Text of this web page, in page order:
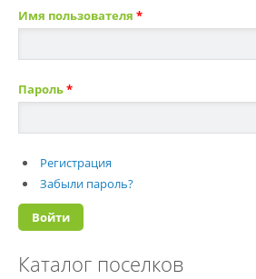
Имя пользователя *
Пароль*
Регистрация
Забыли пароль?
Каталог поселков